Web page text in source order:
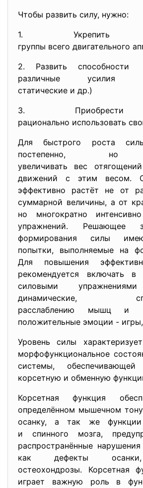
Чтобы развить силу, нужно:
1. Укрепить
группы всего двигательного
2. Развить способности
различные усилия
статические и др.)
3. Приобрести
рационально использовать
Для быстрого роста
постепенно, но
увеличивать вес
движений с этим весом.
эффективно растёт не от
суммарной величины, а от
но многократно
упражнений. Решающее
формирования силы
попытки, выполняемые на
Для повышения
рекомендуется включать
силовыми
динамические,
расслаблению мышц и
положительные эмоции - игры,
Уровень силы
морфофункциональное
системы, обеспечивающей
корсетную и обменную
Корсетная функция
определённом мышечном
осанку, а так же функции
и спинного мозга,
распространённые
как дефекты
остеохондрозы. Корсетная
играет важную роль в